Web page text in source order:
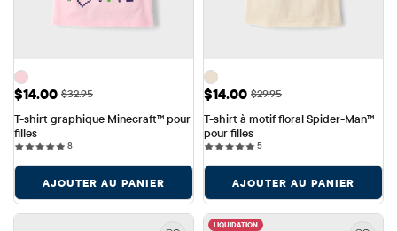
Prix ​​de vente: $14.00
$14.00 Prix ​​d'origine: $32.95
$32.95
T-shirt graphique Minecraft™ pour
filles
88 reviews
AJOUTER AU PANIER
Prix ​​de vente: $14.00
$14.00 Prix ​​d'origine: $29.95
$29.95
T-shirt à motif floral Spider-Man™
pour filles
55 reviews
AJOUTER AU PANIER
LIQUIDATION